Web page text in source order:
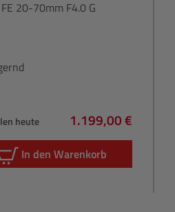
20-70mm F4.0 G
heute
Regulärer Preis:
1.199,00 €
In den Warenkorb